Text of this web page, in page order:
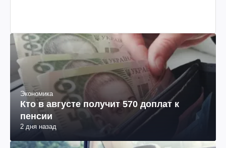
Экономика
Кто в августе получит 570 доплат к
пенсии
2 дня назад